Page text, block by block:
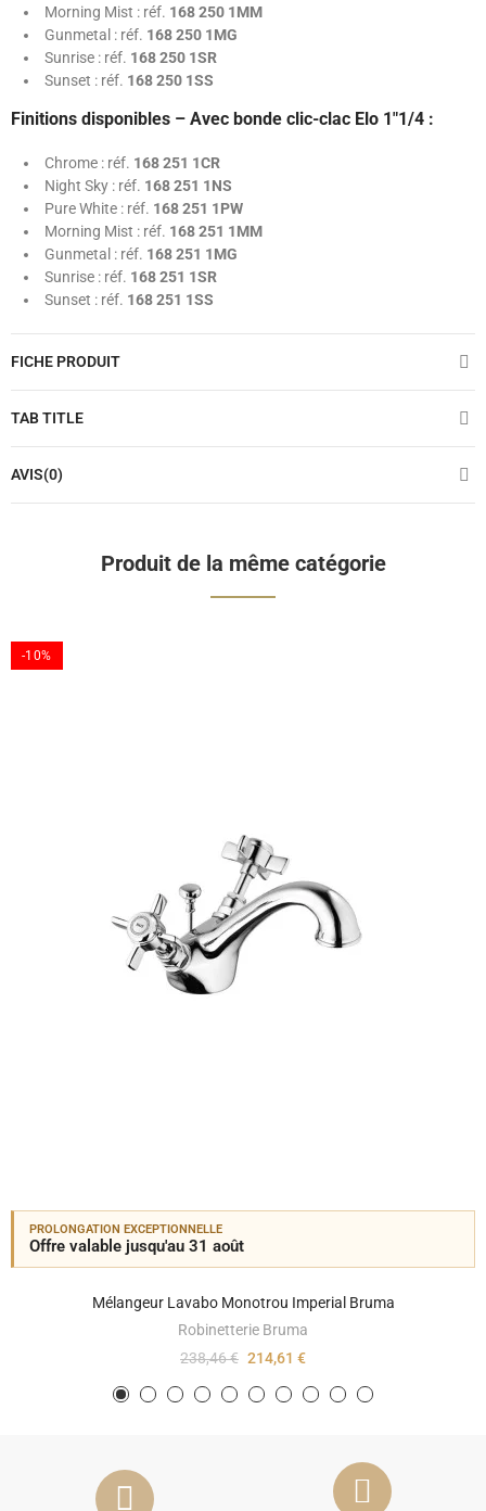
Morning Mist : réf. 168 250 1MM
Gunmetal : réf. 168 250 1MG
Sunrise : réf. 168 250 1SR
Sunset : réf. 168 250 1SS
Finitions disponibles – Avec bonde clic-clac Elo 1"1/4 :
Chrome : réf. 168 251 1CR
Night Sky : réf. 168 251 1NS
Pure White : réf. 168 251 1PW
Morning Mist : réf. 168 251 1MM
Gunmetal : réf. 168 251 1MG
Sunrise : réf. 168 251 1SR
Sunset : réf. 168 251 1SS
FICHE PRODUIT
TAB TITLE
AVIS(0)
Produit de la même catégorie
-10%
PROLONGATION EXCEPTIONNELLE
Offre valable jusqu'au 31 août
Mélangeur Lavabo Monotrou Imperial Bruma
Robinetterie Bruma
238,46 € 214,61 €